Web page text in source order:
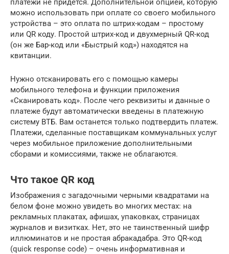
платежи не придется. Дополнительной опцией, которую
можно использовать при оплате со своего мобильного
устройства – это оплата по штрих-кодам – простому
или QR коду. Простой штрих-код и двухмерный QR-код
(он же Бар-код или «Быстрый код») находятся на
квитанции.
Нужно отсканировать его с помощью камеры
мобильного телефона и функции приложения
«Сканировать код». После чего реквизиты и данные о
платеже будут автоматически введены в платежную
систему ВТБ. Вам останется только подтвердить платеж.
Платежи, сделанные поставщикам коммунальных услуг
через мобильное приложение дополнительными
сборами и комиссиями, также не облагаются.
Что такое QR код
Изображения с загадочными черными квадратами на
белом фоне можно увидеть во многих местах: на
рекламных плакатах, афишах, упаковках, страницах
журналов и визитках. Нет, это не таинственный шифр
иллюминатов и не простая абракадабра. Это QR-код
(quick response code) – очень информативная и